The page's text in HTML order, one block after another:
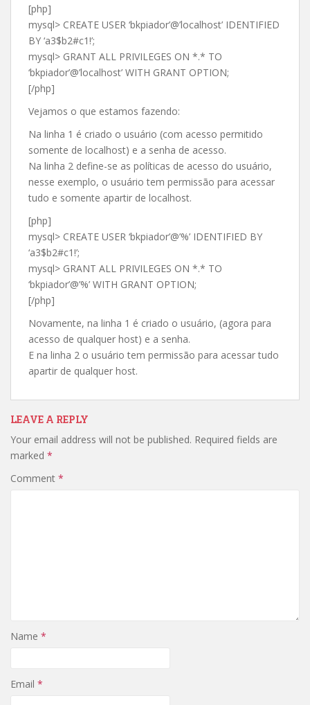
[php]
mysql> CREATE USER ‘bkpiador’@’localhost’ IDENTIFIED
BY ‘a3$b2#c1!’;
mysql> GRANT ALL PRIVILEGES ON *.* TO
‘bkpiador’@’localhost’ WITH GRANT OPTION;
[/php]
Vejamos o que estamos fazendo:
Na linha 1 é criado o usuário (com acesso permitido
somente de localhost) e a senha de acesso.
Na linha 2 define-se as políticas de acesso do usuário,
nesse exemplo, o usuário tem permissão para acessar
tudo e somente apartir de localhost.
[php]
mysql> CREATE USER ‘bkpiador’@’%’ IDENTIFIED BY
‘a3$b2#c1!’;
mysql> GRANT ALL PRIVILEGES ON *.* TO
‘bkpiador’@’%’ WITH GRANT OPTION;
[/php]
Novamente, na linha 1 é criado o usuário, (agora para
acesso de qualquer host) e a senha.
E na linha 2 o usuário tem permissão para acessar tudo
apartir de qualquer host.
LEAVE A REPLY
Your email address will not be published. Required fields are
marked *
Comment *
Name *
Email *